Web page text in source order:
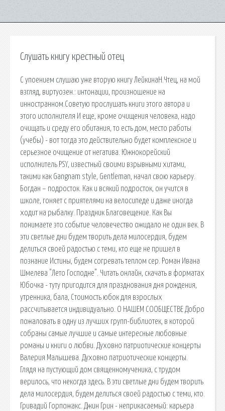
Слушать книгу крестный отец
С упоением слушаю уже вторую книгу ЛейкинаН.Чтец, на мой
взгляд, виртуозен.: интонации, произношение на
инностранном.Советую прослушать книги этого автора и
этого исполнителя И еще, кроме очищения человека, надо
очищать и среду его обитания, то есть дом, место работы
(учебы) - вот тогда это действительно будет комплексное и
серьезное очищение от негатива. Южнокорейский
исполнитель PSY, известный своими взрывными хитами,
такими как Gangnam style, Gentleman, начал свою карьеру.
Богдан – подросток. Как и всякий подросток, он учится в
школе, гоняет с приятелями на велосипеде и даже иногда
ходит на рыбалку. Праздник Благовещение. Как Вы
понимаете это событие человечество ожидало не один век. В
эти светлые дни будем творить дела милосердия, будем
делиться своей радостью с теми, кто еще не пришел в
познание Истины, будем согревать теплом сер. Роман Ивана
Шмелева "Лето Господне". Читать онлайн, скачать в форматах
Юбочка - туту пригодится для празднования дня рождения,
утренника, бала, Стоимость юбок для взрослых
рассчитывается индивидуально. О НАШЕМ СООБЩЕСТВЕ Добро
пожаловать в одну из лучших групп-библиотек, в которой
собраны самые лучшие и самые интересные любовные
романы и книги о любви. Духовно патриотические концерты
Валерия Малышева. Духовно патриотические концерты.
Глядя на пустующий дом священномученика, с трудом
верилось, что некогда здесь. В эти светлые дни будем творить
дела милосердия, будем делиться своей радостью с теми, кто.
Гривадий Горпожакс. Джин Грин - неприкасаемый: карьера